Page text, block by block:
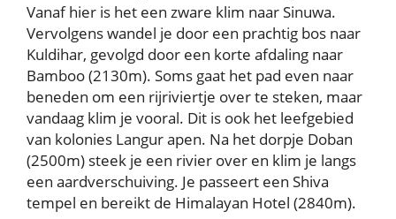
Vanaf hier is het een zware klim naar Sinuwa.
Vervolgens wandel je door een prachtig bos naar
Kuldihar, gevolgd door een korte afdaling naar
Bamboo (2130m). Soms gaat het pad even naar
beneden om een rijriviertje over te steken, maar
vandaag klim je vooral. Dit is ook het leefgebied
van kolonies Langur apen. Na het dorpje Doban
(2500m) steek je een rivier over en klim je langs
een aardverschuiving. Je passeert een Shiva
tempel en bereikt de Himalayan Hotel (2840m).